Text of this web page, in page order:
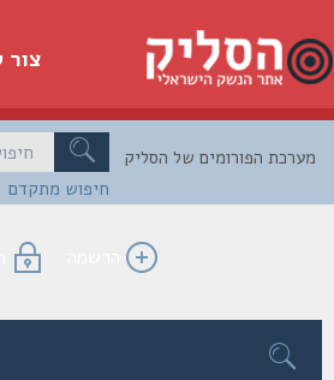
צור קשר
חיפוש מתקדם
הפורומים של הסליק
הרשמה התחבר